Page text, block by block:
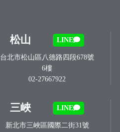
松山 LINE
台北市松山區八德路四段678號
6樓
02-27667922
三峽 LINE
新北市三峽區國際二街31號